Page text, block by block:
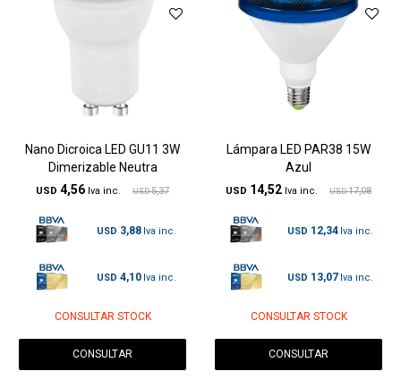
Nano Dicroica LED GU11 3W
Dimerizable Neutra
USD 4,56 USD 5,37
USD 3,88
USD 4,10
CONSULTAR STOCK
CONSULTAR
Lámpara LED PAR38 15W
Azul
USD 14,52 USD 17,08
USD 12,34
USD 13,07
CONSULTAR STOCK
CONSULTAR